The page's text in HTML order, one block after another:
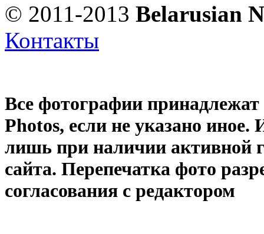
© 2011-2013 Belarusian
Контакты
Все фотографии
Photos, если не указано иное.
лишь при наличии активной
сайта. Перепечатка фото
согласования с редактором